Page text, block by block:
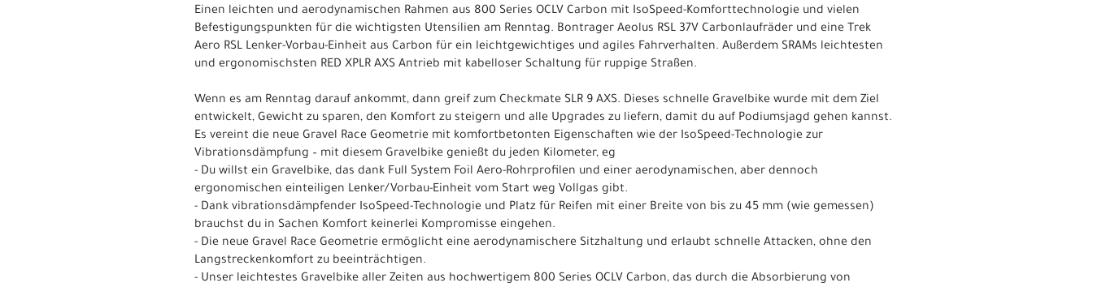
Einen leichten und aerodynamischen Rahmen aus 800 Series OCLV Carbon mit IsoSpeed-Komforttechnologie und vielen
Befestigungspunkten für die wichtigsten Utensilien am Renntag. Bontrager Aeolus RSL 37V Carbonlaufräder und eine Trek
Aero RSL Lenker-Vorbau-Einheit aus Carbon für ein leichtgewichtiges und agiles Fahrverhalten. Außerdem SRAMs leichtesten
und ergonomischsten RED XPLR AXS Antrieb mit kabelloser Schaltung für ruppige Straßen.
Wenn es am Renntag darauf ankommt, dann greif zum Checkmate SLR 9 AXS. Dieses schnelle Gravelbike wurde mit dem Ziel
entwickelt, Gewicht zu sparen, den Komfort zu steigern und alle Upgrades zu liefern, damit du auf Podiumsjagd gehen kannst.
Es vereint die neue Gravel Race Geometrie mit komfortbetonten Eigenschaften wie der IsoSpeed-Technologie zur
Vibrationsdämpfung – mit diesem Gravelbike genießt du jeden Kilometer, eg
- Du willst ein Gravelbike, das dank Full System Foil Aero-Rohrprofilen und einer aerodynamischen, aber dennoch
ergonomischen einteiligen Lenker/Vorbau-Einheit vom Start weg Vollgas gibt.
- Dank vibrationsdämpfender IsoSpeed-Technologie und Platz für Reifen mit einer Breite von bis zu 45 mm (wie gemessen)
brauchst du in Sachen Komfort keinerlei Kompromisse eingehen.
- Die neue Gravel Race Geometrie ermöglicht eine aerodynamischere Sitzhaltung und erlaubt schnelle Attacken, ohne den
Langstreckenkomfort zu beeinträchtigen.
- Unser leichtestes Gravelbike aller Zeiten aus hochwertigem 800 Series OCLV Carbon, das durch die Absorbierung von